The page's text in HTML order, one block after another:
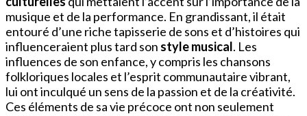
musique et de la performance. En grandissant, il était
entouré d’une riche tapisserie de sons et d’histoires qui
influenceraient plus tard son style musical. Les
influences de son enfance, y compris les chansons
folkloriques locales et l’esprit communautaire vibrant,
lui ont inculqué un sens de la passion et de la créativité.
Ces éléments de sa vie précoce ont non seulement